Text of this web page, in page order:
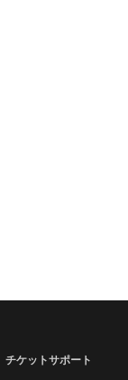
チケットサポート